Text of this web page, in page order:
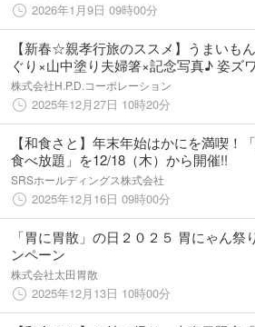
2026年1月9日 09時00分
【新春☆親孝行旅のススメ】うまいも
ぐり×山中塗り夫婦箸×記念写真♪ 姿ズ
ニ、ぶり、貸切風呂、ミニバー、街歩き
湯、アイスストリート etc.
株式会社H.P.D.コーポレーション
2025年12月27日 10時20分
【和食さと】年末年始はかにを満喫！
食べ放題」を12/18（木）から開催!!
SRSホールディングス株式会社
2025年12月16日 09時00分
「胃に胃散」の日２０２５ 胃にゃん祭
ンペーン
株式会社太田胃散
2025年12月13日 10時00分